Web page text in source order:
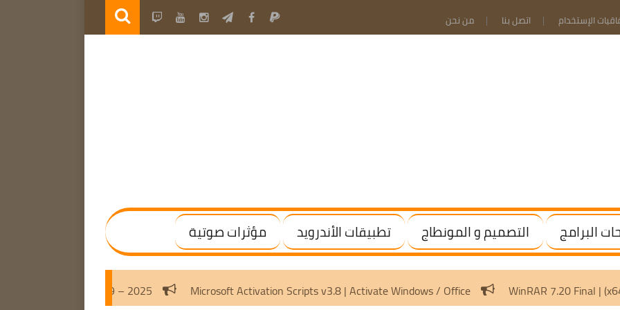
الإستخدام اتصل بنا من نحن
البرامج التصميم و المونطاج تطبيقات الأندرويد مؤثرات صوتية
WinRAR
Microsoft Activation Scripts v3.8 | Activate Windows / Office
the latest Adobe program 2019 – 2025